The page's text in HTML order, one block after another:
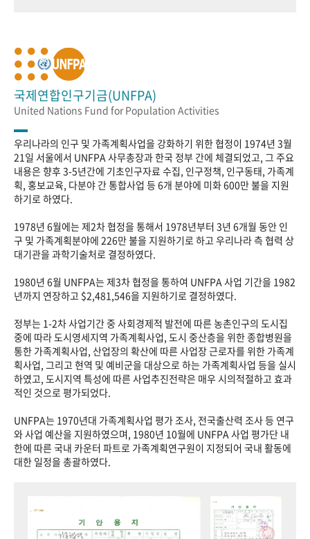
국제연합인구기금(UNFPA)
United Nations Fund for Population Activities
우리나라의 인구 및 가족계획사업을 강화하기 위한 협정이 1974년 3월
21일 서울에서 UNFPA 사무총장과 한국 정부 간에 체결되었고, 그 주요
내용은 향후 3-5년간에 기초인구자료 수집, 인구정책, 인구동태, 가족계
획, 홍보교육, 다분야 간 통합사업 등 6개 분야에 미화 600만 불을 지원
하기로 하였다.
1978년 6월에는 제2차 협정을 통해서 1978년부터 3년 6개월 동안 인
구 및 가족계획분야에 226만 불을 지원하기로 하고 우리나라 측 협력 상
대기관을 과학기술처로 결정하였다.
1980년 6월 UNFPA는 제3차 협정을 통하여 UNFPA 사업 기간을 1982
년까지 연장하고 $2,481,546을 지원하기로 결정하였다.
정부는 1-2차 사업기간 중 사회경제적 발전에 따른 농촌인구의 도시집
중에 따라 도시영세지역 가족계획사업, 도시 중산층을 위한 종합병원을
통한 가족계획사업, 산업장의 확산에 따른 사업장 근로자를 위한 가족계
획사업, 그리고 현역 및 예비군을 대상으로 하는 가족계획사업 등을 실시
하였고, 도시지역 특성에 따른 사업추진전략은 매우 시의적절하고 효과
적인 것으로 평가되었다.
UNFPA는 1970년대 가족계획사업 평가 조사, 전국출산력 조사 등 연구
와 사업 예산을 지원하였으며, 1980년 10월에 UNFPA 사업 평가단 내
한에 따른 국내 카운터 파트로 가족계획연구원이 지정되어 국내 활동에
대한 일정을 총괄하였다.